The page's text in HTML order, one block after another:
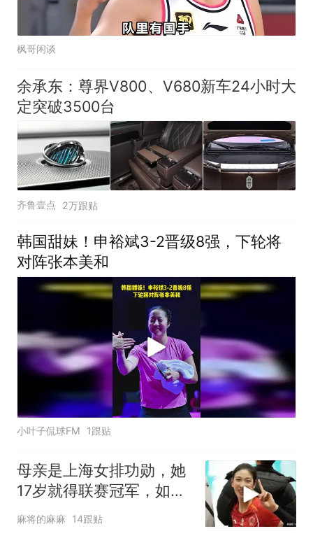
枫哥闲谈
余承东：尊界V800、V680新车24小时大
定突破3500台
齐鲁壹点 2万跟贴
韩国甜妹！申裕斌3-2晋级8强，下轮将
对阵张本美和
小叶子侃球FM 1跟贴
母亲是上海女排功勋，她
17岁就得联赛冠军，如今
在国家队潜力无限
麻将的麻麻 14跟贴